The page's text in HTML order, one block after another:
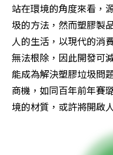
站在環境的角度來看，
圾的方法，然而塑膠製
人的生活，以現代的消
無法根除，因此開發可
能成為解決塑膠垃圾問
商機，如同百年前年賽
境的材質，或許將開啟